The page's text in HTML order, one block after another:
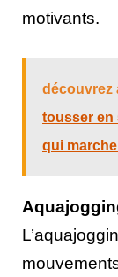
motivants.
découvrez
tousser en
qui